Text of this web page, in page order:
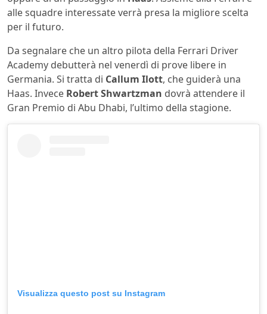
alle squadre interessate verrà presa la migliore scelta
per il futuro.
Da segnalare che un altro pilota della Ferrari Driver
Academy debutterà nel venerdì di prove libere in
Germania. Si tratta di Callum Ilott, che guiderà una
Haas. Invece Robert Shwartzman dovrà attendere il
Gran Premio di Abu Dhabi, l’ultimo della stagione.
Visualizza questo post su Instagram